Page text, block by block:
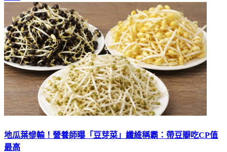
地瓜葉慘輸！營養師曝「豆芽菜」纖維稱霸：帶豆瓣吃CP值